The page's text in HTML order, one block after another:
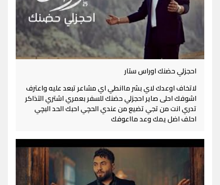
احجزلي حضنك اوراس ستار
لاتخاف اوعدك لاي بشر ماانطي اي مشاعر تبعد عليه واعترف
اشوفك احلى صاير احجزلي حضنك للسفر بعمري اشتري التذاكر
تدري انت من تجي تضيع من عندي الحچي احبك الحد البچي
احلف اضل يمك وعد مااعوفك